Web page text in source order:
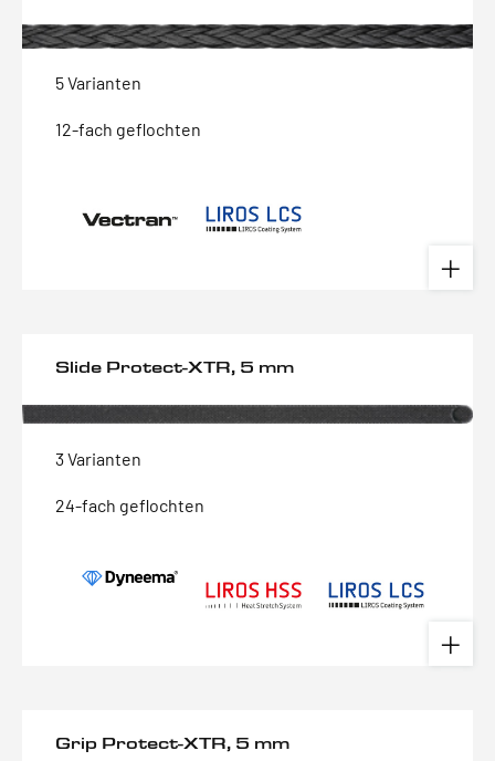
5 Varianten
12-fach geflochten
Slide Protect-XTR, 5 mm
3 Varianten
24-fach geflochten
Grip Protect-XTR, 5 mm